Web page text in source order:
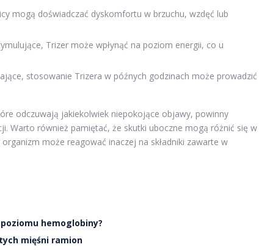
mogą doświadczać dyskomfortu w brzuchu, wzdęć lub
Trizer może wpłynąć na poziom energii, co u
stosowanie Trizera w późnych godzinach może prowadzić
odczuwają jakiekolwiek niepokojące objawy, powinny
Warto również pamiętać, że skutki uboczne mogą różnić się w
może reagować inaczej na składniki zawarte w
hemoglobiny?
mięśni ramion